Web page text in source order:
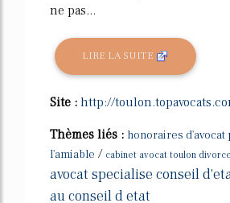
ne pas...
LIRE LA SUITE
Site : http://
Thèmes liés : honoraires
l'amiable / cabinet avocat toulon divorce
avocat specialise conseil
au conseil d etat